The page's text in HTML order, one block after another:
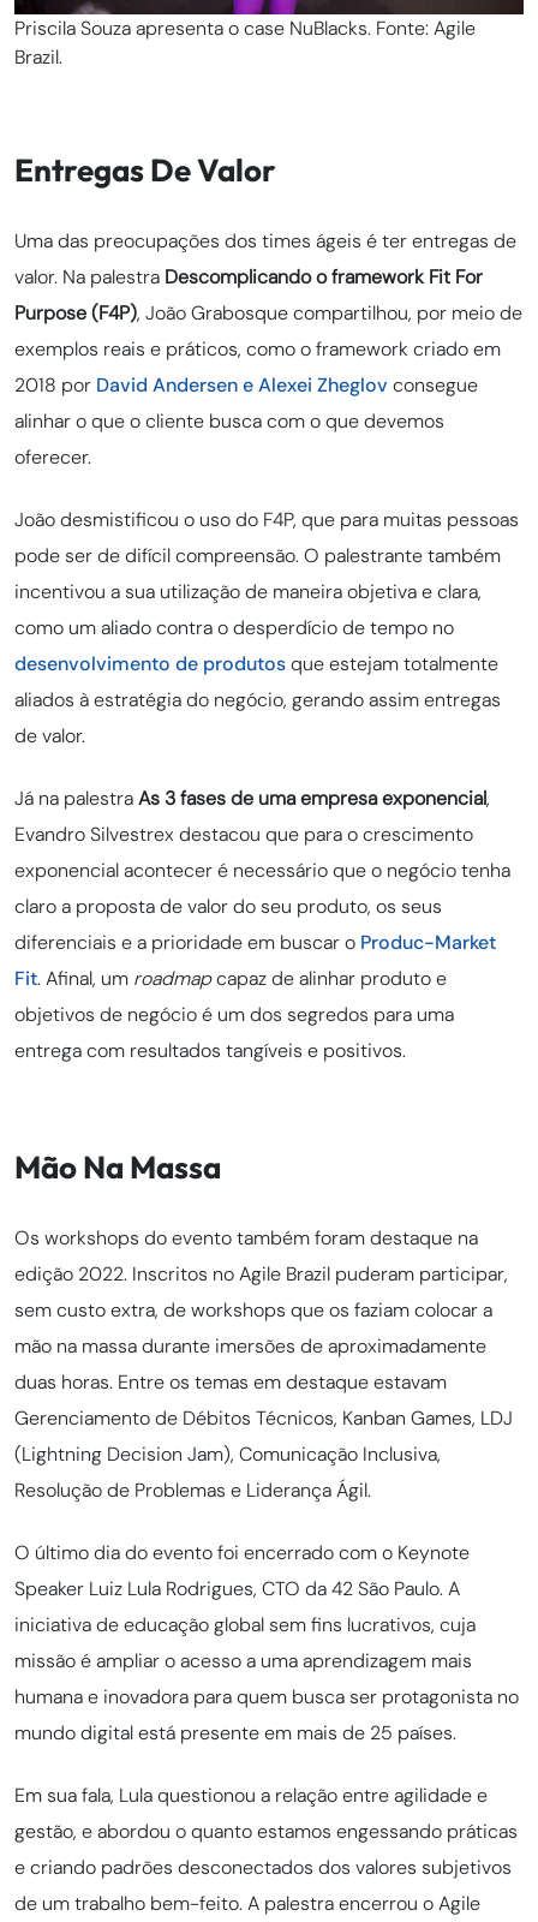
Priscila Souza apresenta o case NuBlacks. Fonte: Agile
Brazil.
Entregas De Valor
Uma das preocupações dos times ágeis é ter entregas de
valor. Na palestra Descomplicando o framework Fit For
Purpose (F4P), João Grabosque compartilhou, por meio de
exemplos reais e práticos, como o framework criado em
2018 por David Andersen e Alexei Zheglov consegue
alinhar o que o cliente busca com o que devemos
oferecer.
João desmistificou o uso do F4P, que para muitas pessoas
pode ser de difícil compreensão. O palestrante também
incentivou a sua utilização de maneira objetiva e clara,
como um aliado contra o desperdício de tempo no
desenvolvimento de produtosque estejam totalmente
aliados à estratégia do negócio, gerando assim entregas
de valor.
Já na palestraAs 3 fases de uma empresa exponencial,
Evandro Silvestrex destacou que para o crescimento
exponencial acontecer é necessário que o negócio tenha
claro a proposta de valor do seu produto, os seus
diferenciais e a prioridade em buscar o Produc-Market
Fit. Afinal, um roadmapcapaz de alinhar produto e
objetivos de negócio é um dos segredos para uma
entrega com resultados tangíveis e positivos.
Mão Na Massa
Os workshops do evento também foram destaque na
edição 2022. Inscritos no Agile Brazil puderam participar,
sem custo extra, de workshops que os faziam colocar a
mão na massa durante imersões de aproximadamente
duas horas. Entre os temas em destaque estavam
Gerenciamento de Débitos Técnicos, Kanban Games, LDJ
(Lightning Decision Jam), Comunicação Inclusiva,
Resolução de Problemas e Liderança Ágil.
O último dia do evento foi encerrado com o Keynote
Speaker Luiz Lula Rodrigues, CTO da 42 São Paulo. A
iniciativa de educação global sem fins lucrativos, cuja
missão é ampliar o acesso a uma aprendizagem mais
humana e inovadora para quem busca ser protagonista no
mundo digital está presente em mais de 25 países.
Em sua fala, Lula questionou a relação entre agilidade e
gestão, e abordou o quanto estamos engessando práticas
e criando padrões desconectados dos valores subjetivos
de um trabalho bem-feito. A palestra encerrou o Agile